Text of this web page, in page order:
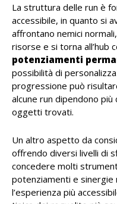
La struttura delle run è
accessibile, in quanto si
affrontano nemici
risorse e si torna all’hub
potenziamenti
possibilità di
progressione può
alcune run dipendono
oggetti trovati.
Un altro aspetto da
offrendo diversi livelli di
concedere molti
potenziamenti e
l’esperienza più